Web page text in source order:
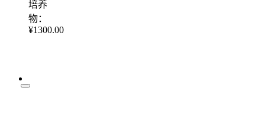
培养
物：
¥1300.00